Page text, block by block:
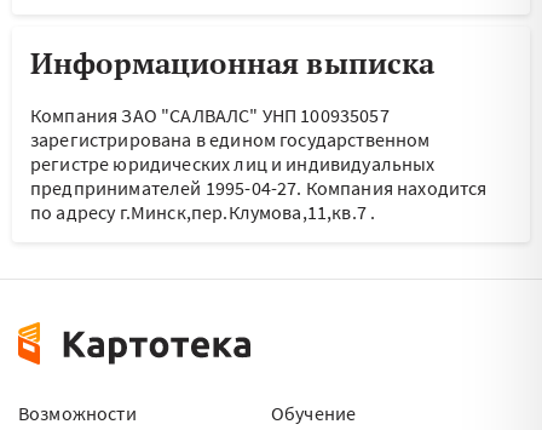
Информационная выписка
Компания ЗАО "САЛВАЛС" УНП 100935057
зарегистрирована в едином государственном
регистре юридических лиц и индивидуальных
предпринимателей 1995-04-27. Компания находится
по адресу г.Минск,пер.Клумова,11,кв.7.
Возможности
Обучение